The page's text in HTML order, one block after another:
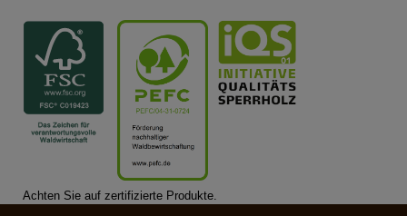
Achten Sie auf zertifizierte Produkte.